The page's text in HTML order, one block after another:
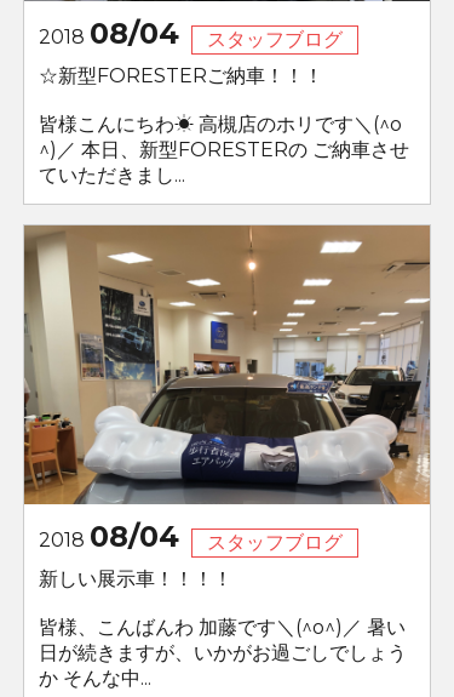
2018 08/04
スタッフブログ
☆新型FORESTERご納車！！！
皆様こんにちわ☀ 高槻店のホリです＼(^o
^)／ 本日、新型FORESTERの ご納車させ
ていただきまし...
2018 08/04
スタッフブログ
新しい展示車！！！！
皆様、こんばんわ 加藤です＼(^o^)／ 暑い
日が続きますが、いかがお過ごしでしょう
か そんな中...